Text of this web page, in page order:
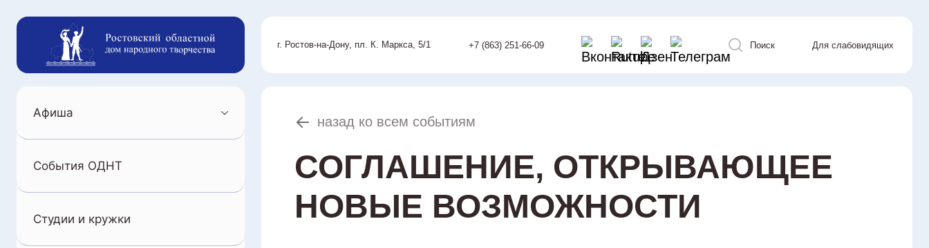
г. Ростов-на-Дону, пл. К. Маркса, 5/1 +7 (863) 251-66-09 Поиск Для слабовидящих
Афиша
События ОДНТ
Студии и кружки
назад ко всем событиям
СОГЛАШЕНИЕ, ОТКРЫВАЮЩЕЕ
НОВЫЕ ВОЗМОЖНОСТИ